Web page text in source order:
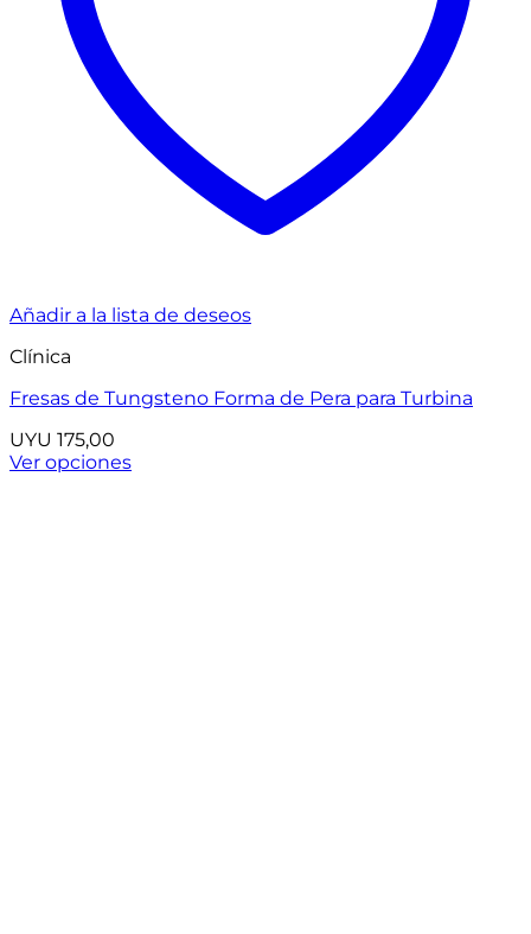
Añadir a la lista de deseos
Clínica
Fresas de Tungsteno Forma de Pera para Turbina
UYU 175,00
Ver opciones